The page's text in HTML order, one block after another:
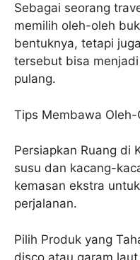
Sebagai seorang
memilih oleh-oleh
bentuknya, tetapi
tersebut bisa
pulang.
Tips Membawa Oleh-
Persiapkan Ruang di
susu dan kacang-
kemasan ekstra
perjalanan.
Pilih Produk yang
disco atau garam